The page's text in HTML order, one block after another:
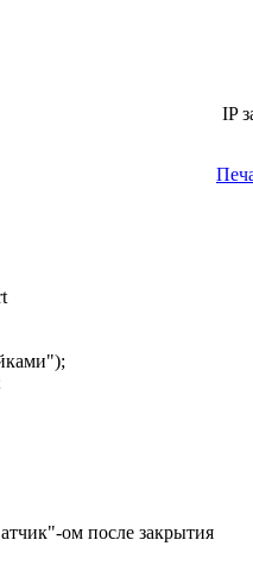
IP
ом после закрытия